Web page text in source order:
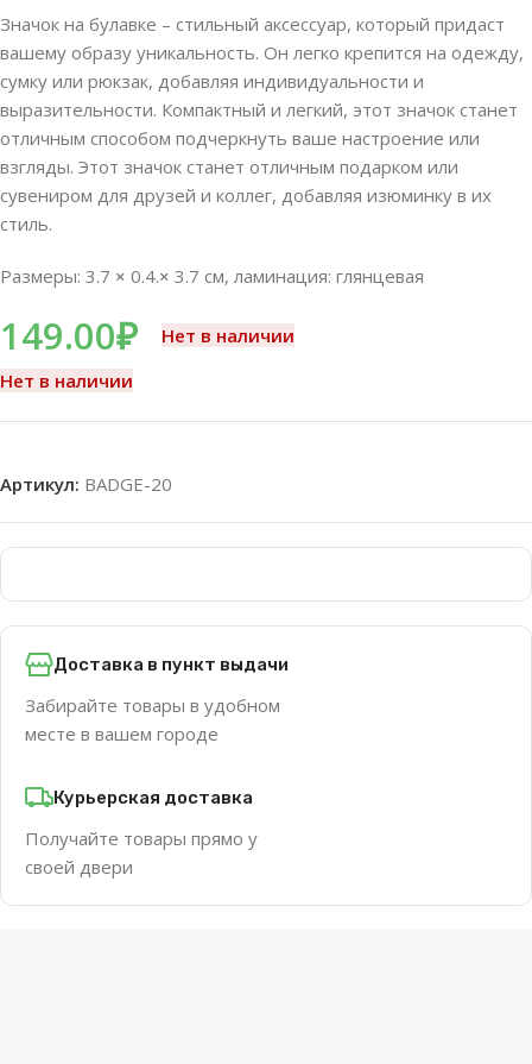
Значок на булавке – стильный аксессуар, который придаст
вашему образу уникальность. Он легко крепится на одежду,
сумку или рюкзак, добавляя индивидуальности и
выразительности. Компактный и легкий, этот значок станет
отличным способом подчеркнуть ваше настроение или
взгляды. Этот значок станет отличным подарком или
сувениром для друзей и коллег, добавляя изюминку в их
стиль.
Размеры: 3.7 × 0.4.× 3.7 см, ламинация: глянцевая
149.00₽
Нет в наличии
Нет в наличии
Артикул: BADGE-20
Доставка в пункт выдачи
Забирайте товары в удобном
месте в вашем городе
Курьерская доставка
Получайте товары прямо у
своей двери